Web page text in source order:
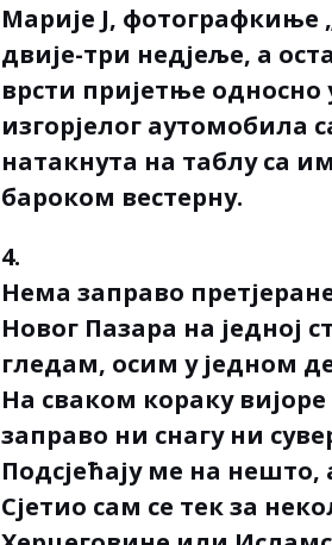
Марије Ј, фотографкиње
двије-три недјеље, а
врсти пријетње
изгорјелог аутомобила
натакнута на таблу са
бароком вестерну.
4.
Нема заправо
Новог Пазара на једној
гледам, осим у једном
На сваком кораку
заправо ни снагу ни
Подсјећају ме на
Сјетио сам се тек за